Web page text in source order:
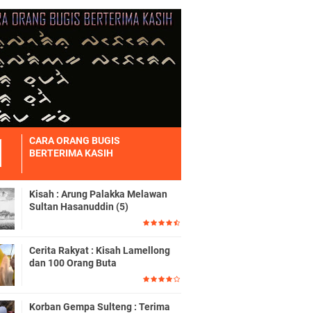
CARA ORANG BUGIS
BERTERIMA KASIH
Kisah : Arung Palakka Melawan
Sultan Hasanuddin (5)
Cerita Rakyat : Kisah Lamellong
dan 100 Orang Buta
Korban Gempa Sulteng : Terima